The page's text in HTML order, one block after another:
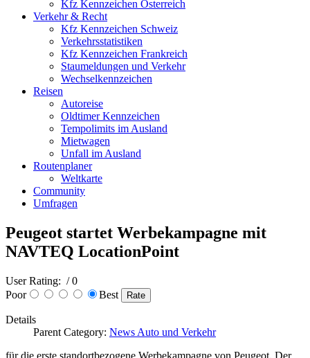
Kfz Kennzeichen Österreich
Verkehr & Recht
Kfz Kennzeichen Schweiz
Verkehrsstatistiken
Kfz Kennzeichen Frankreich
Staumeldungen und Verkehr
Wechselkennzeichen
Reisen
Autoreise
Oldtimer Kennzeichen
Tempolimits im Ausland
Mietwagen
Unfall im Ausland
Routenplaner
Weltkarte
Community
Umfragen
Peugeot startet Werbekampagne mit
NAVTEQ LocationPoint
User Rating: / 0
Poor
Best
Details
Parent Category: News Auto und Verkehr
für die erste standortbezogene Werbekampagne von Peugeot. Der